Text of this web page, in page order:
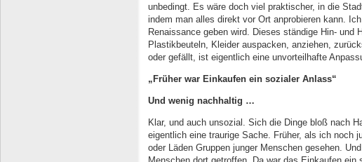
unbedingt. Es wäre doch viel praktischer, in die
indem man alles direkt vor Ort anprobieren kann.
Renaissance geben wird. Dieses ständige Hin- und
Plastikbeuteln, Kleider auspacken, anziehen,
oder gefällt, ist eigentlich eine unvorteilhafte
„Früher war Einkaufen ein sozialer Anlass“
Und wenig nachhaltig …
Klar, und auch unsozial. Sich die Dinge bloß nach
eigentlich eine traurige Sache. Früher, als ich noch
oder Läden Gruppen junger Menschen gesehen.